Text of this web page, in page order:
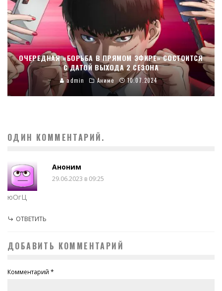
ОЧЕРЕДНАЯ «БОРЬБА В ПРЯМОМ ЭФИРЕ» СОСТОИТСЯ
С ДАТОЙ ВЫХОДА 2 СЕЗОНА
admin Аниме 10.07.2024
ОДИН КОММЕНТАРИЙ.
Аноним
29.06.2023 в 09:25
юОгЦ
ОТВЕТИТЬ
ДОБАВИТЬ КОММЕНТАРИЙ
Комментарий *